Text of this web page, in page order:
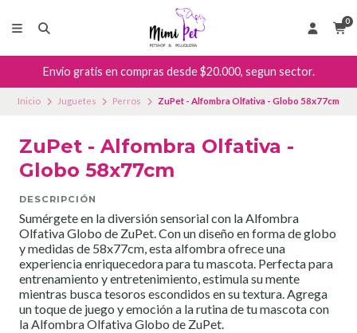
0
Envío gratis en compras desde $20.000, segun sector.
Inicio Juguetes Perros ZuPet - Alfombra Olfativa - Globo 58x77cm
ZuPet - Alfombra Olfativa -
Globo 58x77cm
DESCRIPCIÓN
Sumérgete en la diversión sensorial con la Alfombra
Olfativa Globo de ZuPet. Con un diseño en forma de globo
y medidas de 58x77cm, esta alfombra ofrece una
experiencia enriquecedora para tu mascota. Perfecta para
entrenamiento y entretenimiento, estimula su mente
mientras busca tesoros escondidos en su textura. Agrega
un toque de juego y emoción a la rutina de tu mascota con
la Alfombra Olfativa Globo de ZuPet.